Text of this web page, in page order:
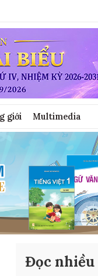
giới Multimedia
Đọc nhiều